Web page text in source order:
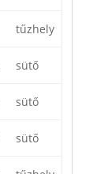
tűzhely
sütő
sütő
sütő